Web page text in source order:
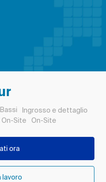
Categoria
Ingrosso e dettaglio
On-Site Remote
On-Site
ora
lavoro